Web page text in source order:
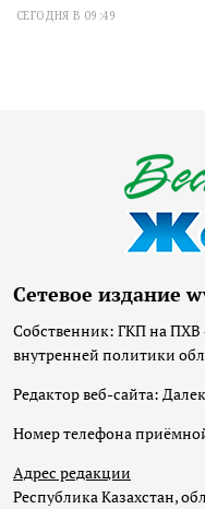
СЕГОДНЯ В 09:49
Сетевое издание
Собственник: ГКП на ПХВ
внутренней политики
Редактор веб-сайта:
Номер телефона
Адрес редакции
Республика Казахстан,